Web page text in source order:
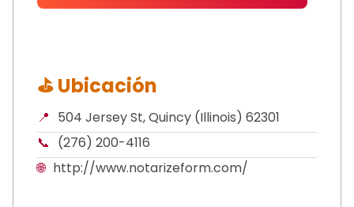
⛳ Ubicación
📍 504 Jersey St, Quincy (Illinois) 62301
📞 (276) 200-4116
🌐 http://www.notarizeform.com/